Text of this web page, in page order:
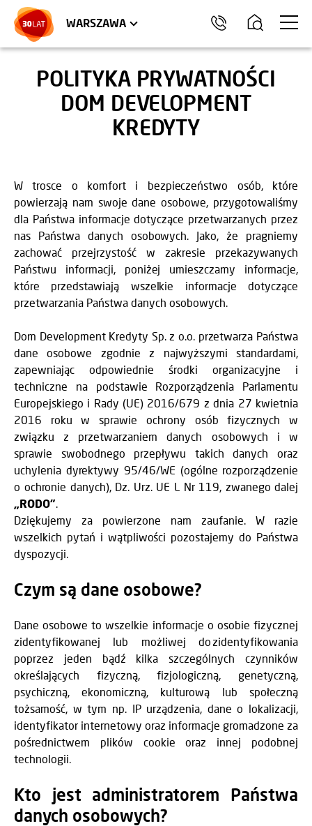
WARSZAWA
HEL
POLITYKA PRYWATNOŚCI
DOM DEVELOPMENT
KREDYTY
W trosce o komfort i bezpieczeństwo osób, które
powierzają nam swoje dane osobowe, przygotowaliśmy
dla Państwa informacje dotyczące przetwarzanych przez
nas Państwa danych osobowych. Jako, że pragniemy
zachować przejrzystość w zakresie przekazywanych
Państwu informacji, poniżej umieszczamy informacje,
które przedstawiają wszelkie informacje dotyczące
przetwarzania Państwa danych osobowych.
Dom Development Kredyty Sp. z o.o. przetwarza Państwa
dane osobowe zgodnie z najwyższymi standardami,
zapewniając odpowiednie środki organizacyjne i
techniczne na podstawie Rozporządzenia Parlamentu
Europejskiego i Rady (UE) 2016/679 z dnia 27 kwietnia
2016 roku w sprawie ochrony osób fizycznych w
związku z przetwarzaniem danych osobowych i w
sprawie swobodnego przepływu takich danych oraz
uchylenia dyrektywy 95/46/WE (ogólne rozporządzenie
o ochronie danych), Dz. Urz. UE L Nr 119, zwanego dalej
„RODO”.
Dziękujemy za powierzone nam zaufanie. W razie
wszelkich pytań i wątpliwości pozostajemy do Państwa
dyspozycji.
Czym są dane osobowe?
Dane osobowe to wszelkie informacje o osobie fizycznej
zidentyfikowanej lub możliwej do zidentyfikowania
poprzez jeden bądź kilka szczególnych czynników
określających fizyczną, fizjologiczną, genetyczną,
psychiczną, ekonomiczną, kulturową lub społeczną
tożsamość, w tym np. IP urządzenia, dane o lokalizacji,
identyfikator internetowy oraz informacje gromadzone za
pośrednictwem plików cookie oraz innej podobnej
technologii.
Kto jest administratorem Państwa
danych osobowych?